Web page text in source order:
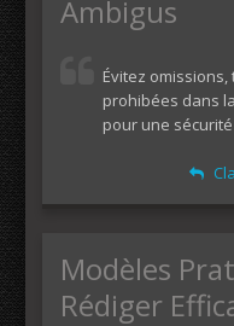
Ambigus
Évitez
prohibées dans
pour une
Modèles
Rédiger